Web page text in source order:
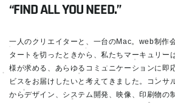
“FIND ALL YOU NEED.”
一人のクリエイターと、一台のMac。web制作
タートを切ったときから、私たちマーキュリー
様が求める、あらゆるコミュニケーションに即
ビスをお届けしたいと考えてきました。コンサ
からデザイン、システム開発、映像、印刷物の